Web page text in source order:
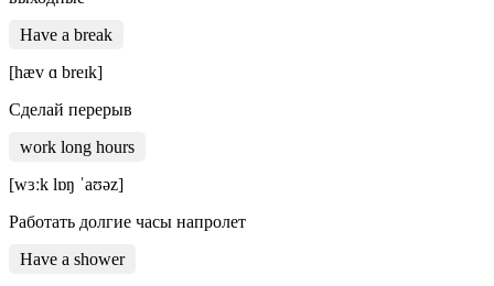
Have a break
[hæv ɑ breɪk]
Сделай перерыв
work long hours
[wɜːk lɒŋ ˈaʊəz]
Работать долгие часы напролет
Have a shower